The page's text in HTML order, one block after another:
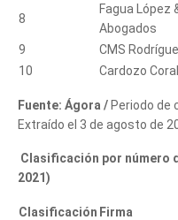
8
Fagua López
Abogados
9 CMS
10
Cardozo
Fuente: Ágora / Periodo de
Extraído el 3 de agosto de
Clasificación por número
2021)
Clasificación Firma